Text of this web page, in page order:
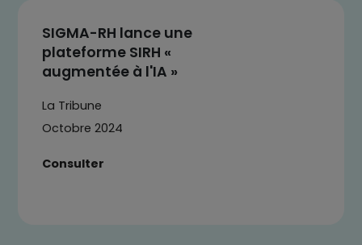
SIGMA-RH lance une
plateforme SIRH «
augmentée à l'IA »
La Tribune
Octobre 2024
Consulter